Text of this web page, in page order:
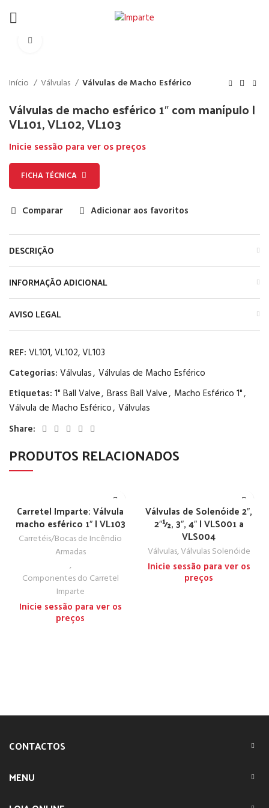
Início Válvulas Válvulas de Macho Esférico
Válvulas de macho esférico 1″ com manípulo |
VL101, VL102, VL103
Inicie sessão para ver os preços
FICHA TÉCNICA
Comparar Adicionar aos favoritos
DESCRIÇÃO
INFORMAÇÃO ADICIONAL
AVISO LEGAL
REF: VL101, VL102, VL103
Categorias: Válvulas, Válvulas de Macho Esférico
Etiquetas: 1" Ball Valve, Brass Ball Valve, Macho Esférico 1",
Válvula de Macho Esférico, Válvulas
Share:
PRODUTOS RELACIONADOS
Carretel Imparte: Válvula
macho esférico 1″ | VL103
Carretéis/Bocas de Incêndio
Armadas
,
Componentes do Carretel
Imparte
Inicie sessão para ver os
preços
Válvulas de Solenóide 2″,
2″½, 3″, 4″ | VLS001 a
VLS004
Válvulas,Válvulas Solenóide
Inicie sessão para ver os
preços
CONTACTOS
MENU